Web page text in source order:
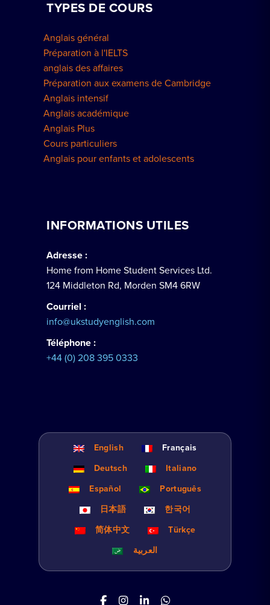
TYPES DE COURS
Anglais général
Préparation à l'IELTS
anglais des affaires
Préparation aux examens de Cambridge
Anglais intensif
Anglais académique
Anglais Plus
Cours particuliers
Anglais pour enfants et adolescents
INFORMATIONS UTILES
Adresse :
Home from Home Student Services Ltd.
124 Middleton Rd, Morden SM4 6RW
Courriel :
info@ukstudyenglish.com
Téléphone :
+44 (0) 208 395 0333
English
Français
Deutsch
Italiano
Español
Português
日本語
한국어
简体中文
Türkçe
العربية